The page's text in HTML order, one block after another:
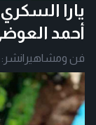
يارا
أحمد
فن ومشاهير |نشر: